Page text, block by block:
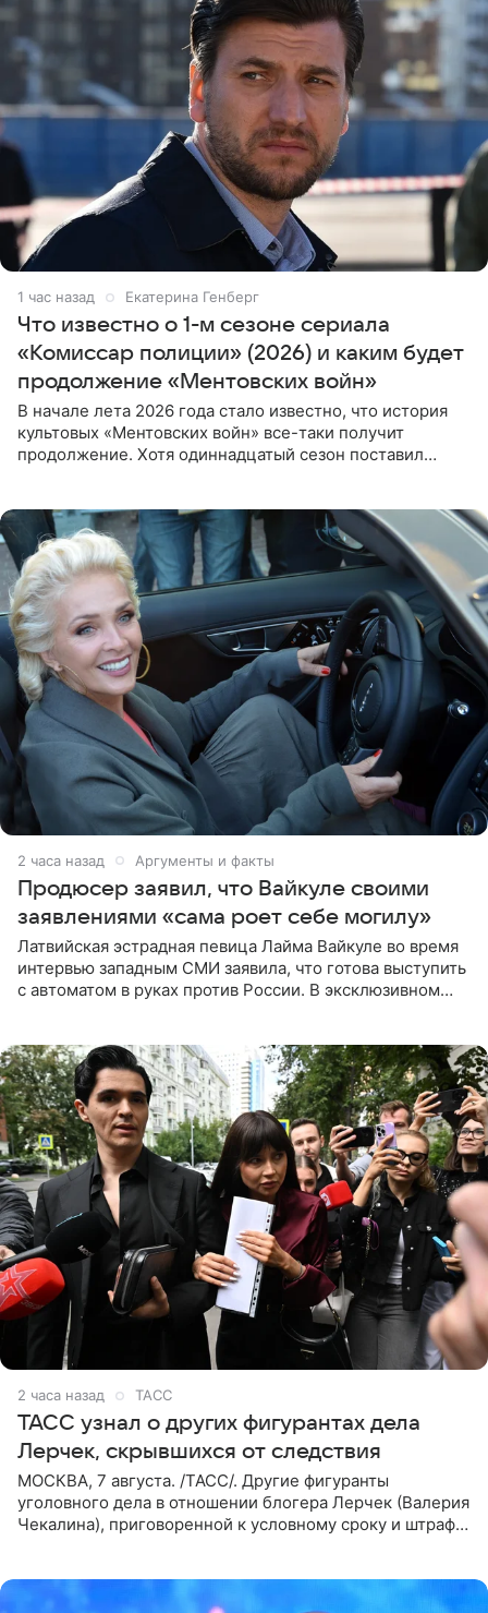
1 час назад Екатерина Генберг
Что известно о 1-м сезоне сериала
«Комиссар полиции» (2026) и каким будет
продолжение «Ментовских войн»
В начале лета 2026 года стало известно, что история
культовых «Ментовских войн» все-таки получит
продолжение. Хотя одиннадцатый сезон поставил
2 часа назад Аргументы и факты
Продюсер заявил, что Вайкуле своими
заявлениями «сама роет себе могилу»
Латвийская эстрадная певица Лайма Вайкуле во время
интервью западным СМИ заявила, что готова выступить
с автоматом в руках против России. В эксклюзивном
2 часа назад ТАСС
ТАСС узнал о других фигурантах дела
Лерчек, скрывшихся от следствия
МОСКВА, 7 августа. /ТАСС/. Другие фигуранты
уголовного дела в отношении блогера Лерчек (Валерия
Чекалина), приговоренной к условному сроку и штрафу,